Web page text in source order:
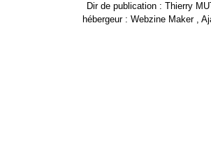
Dir de publication : Thierry
hébergeur : Webzine Maker ,